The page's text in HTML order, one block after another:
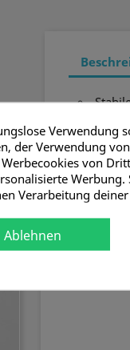
...
Verwendung
der Verwendung
von
Verarbeitung
Ablehnen